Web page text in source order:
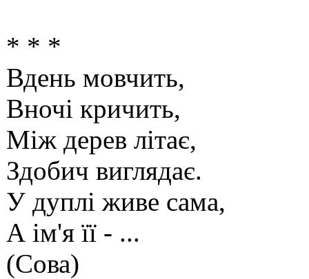
* * *
Вдень мовчить,
Вночі кричить,
Між дерев літає,
Здобич виглядає.
У дуплі живе сама,
А ім'я її - ...
(Сова)